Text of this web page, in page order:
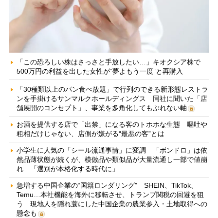
「この恐ろしい株はさっさと手放したい…」キオクシア株で
500万円の利益を出した女性が“夢よもう一度”と再購入
「30種類以上のパン食べ放題」で行列のできる新形態レストラ
ンを手掛けるサンマルクホールディングス 同社に聞いた「店
舗展開のコンセプト」、事業を多角化してもぶれない軸
お酒を提供する店で「出禁」になる客のトホホな生態 嘔吐や
粗相だけじゃない、店側が嫌がる“最悪の客”とは
小学生に人気の「シール流通事情」に変調 「ボンドロ」は依
然品薄状態が続くが、模倣品や類似品が大量流通し一部で値崩
れ 「選別が本格化する時代に」
急増する中国企業の“国籍ロンダリング” SHEIN、TikTok、
Temu…本社機能を海外に移転させ、トランプ関税の回避を狙
う 現地人を隠れ蓑にした中国企業の農業参入・土地取得への
懸念も